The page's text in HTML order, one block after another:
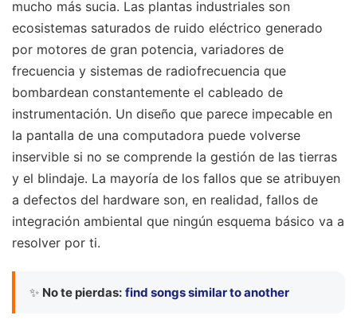
mucho más sucia. Las plantas industriales son
ecosistemas saturados de ruido eléctrico generado
por motores de gran potencia, variadores de
frecuencia y sistemas de radiofrecuencia que
bombardean constantemente el cableado de
instrumentación. Un diseño que parece impecable en
la pantalla de una computadora puede volverse
inservible si no se comprende la gestión de las tierras
y el blindaje. La mayoría de los fallos que se atribuyen
a defectos del hardware son, en realidad, fallos de
integración ambiental que ningún esquema básico va a
resolver por ti.
✨ No te pierdas: find songs similar to another